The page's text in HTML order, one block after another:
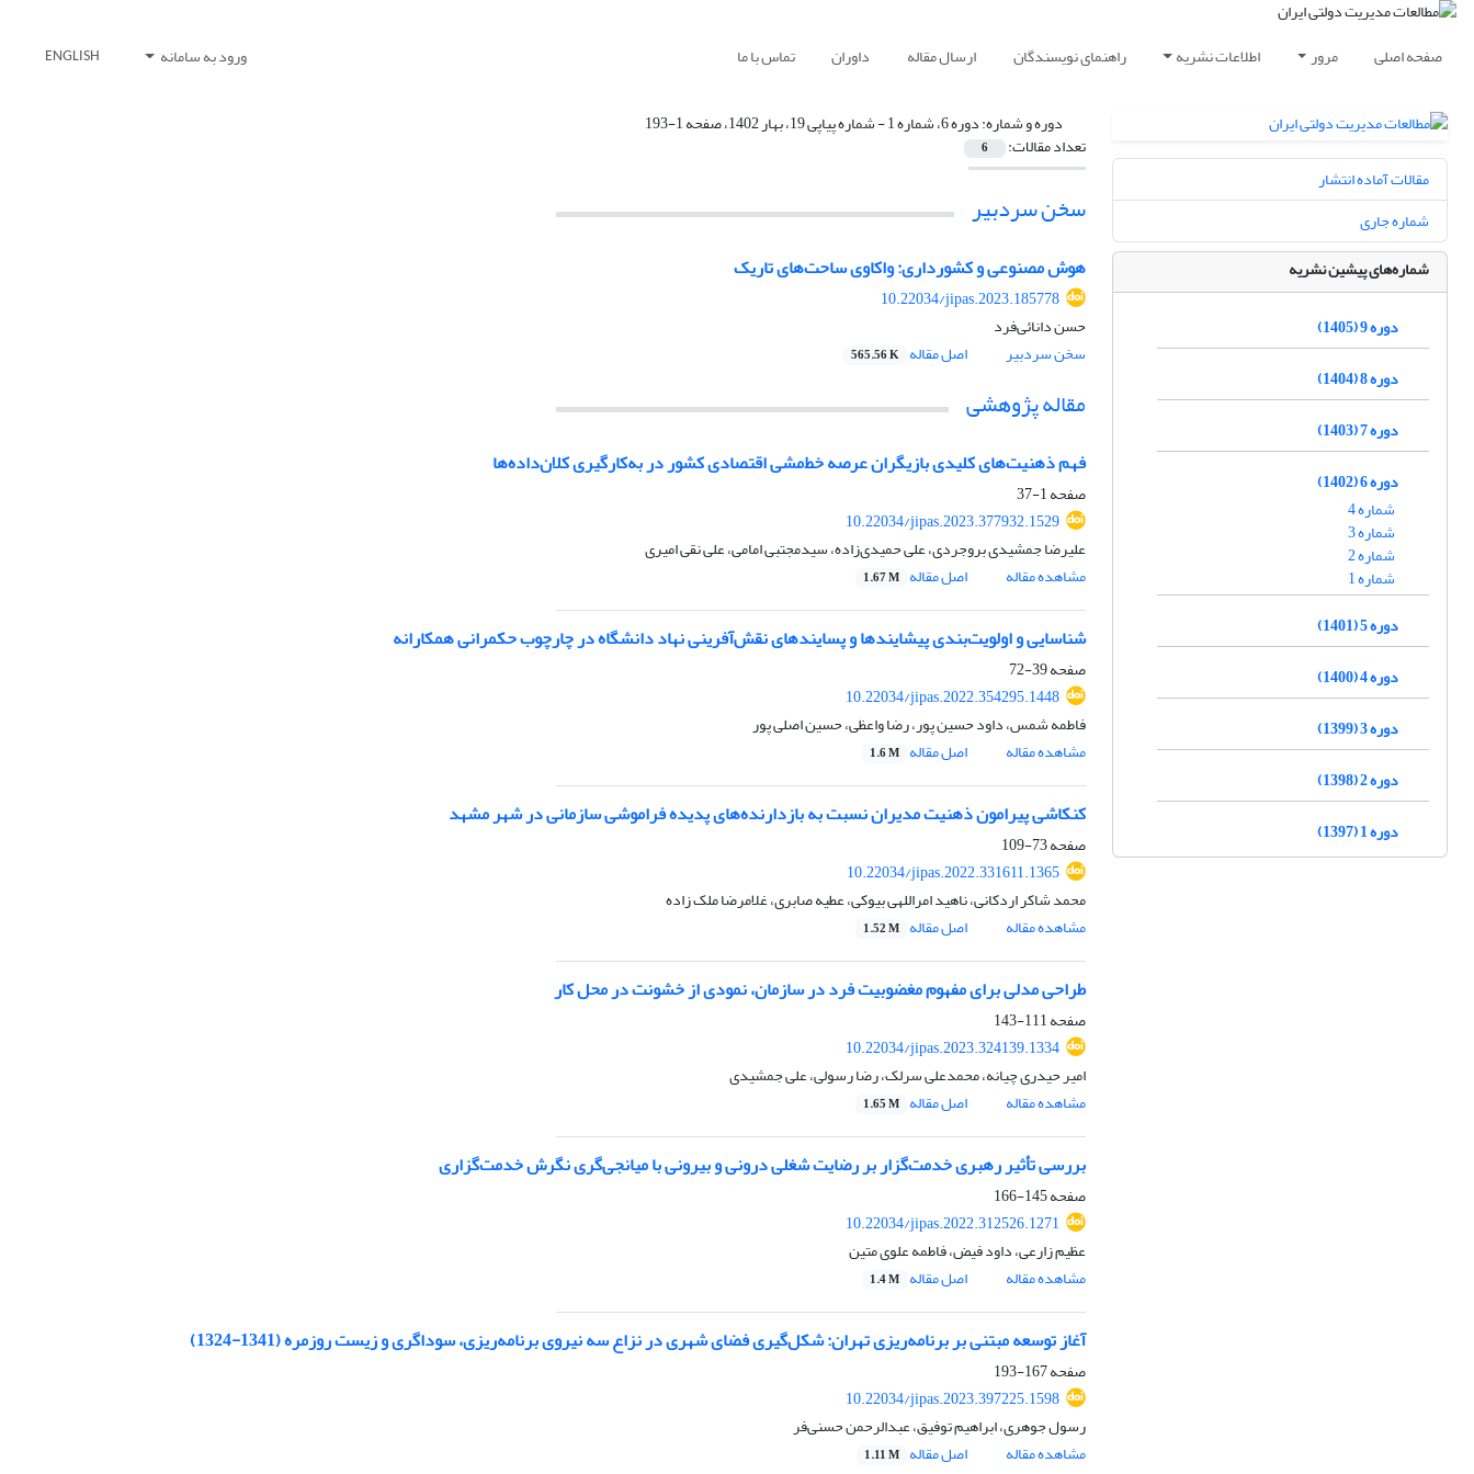
صفحه اصلی مرور اطلاعات نشریه راهنمای نویسندگان ارسال مقاله داوران تماس با ما ورود به سامانه ENGLISH
دوره و شماره:دوره 6، شماره 1 - شماره پیاپی 19، بهار 1402، صفحه 1-193
تعداد مقالات: 6
سخن سردبیر
هوش مصنوعی و کشورداری: واکاوی ساحت‌های تاریک
10.22034/jipas.2023.185778
حسن دانائی‌فرد
سخن سردبیر
اصل مقاله 565.56 K
مقاله پژوهشی
فهم ذهنیت‌های کلیدی بازیگران عرصه خط‌مشی اقتصادی کشور در به‌کارگیری کلان‌داده‌ها
صفحه1-37
10.22034/jipas.2023.377932.1529
علیرضا جمشیدی بروجردی، علی حمیدی‌زاده، سیدمجتبی امامی، علی نقی امیری
مشاهده مقاله
اصل مقاله 1.67 M
شناسایی و اولویت‌بندی پیشایندها و پسایندهای نقش‌آفرینی نهاد دانشگاه در چارچوب حکمرانی همکارانه
صفحه39-72
10.22034/jipas.2022.354295.1448
فاطمه شمس، داود حسین پور، رضا واعظی، حسین اصلی پور
مشاهده مقاله
اصل مقاله 1.6 M
کنکاشی پیرامون ذهنیت مدیران نسبت به بازدارنده‌های پدیده فراموشی سازمانی در شهر مشهد
صفحه73-109
10.22034/jipas.2022.331611.1365
محمد شاکر اردکانی، ناهید امراللهی بیوکی، عطیه صابری، غلامرضا ملک زاده
مشاهده مقاله
اصل مقاله 1.52 M
طراحی مدلی برای مفهوم مغضوبیت فرد در سازمان، نمودی از خشونت در محل کار
صفحه111-143
10.22034/jipas.2023.324139.1334
امیر حیدری چیانه، محمدعلی سرلک، رضا رسولی، علی جمشیدی
مشاهده مقاله
اصل مقاله 1.65 M
بررسی تأثیر رهبری خدمت‌گزار بر رضایت شغلی درونی و بیرونی با میانجی‌گری نگرش خدمت‌گزاری
صفحه145-166
10.22034/jipas.2022.312526.1271
عظیم زارعی، داود فیض، فاطمه علوی متین
مشاهده مقاله
اصل مقاله 1.4 M
آغاز توسعه‌ مبتنی بر برنامه‌ریزی‌ تهران: شکل‌گیری فضای شهری در نزاع سه نیروی برنامه‌ریزی، سوداگری و زیست روزمره (1341-1324)
صفحه167-193
10.22034/jipas.2023.397225.1598
رسول جوهری، ابراهیم توفیق، عبدالرحمن حسنی‌فر
مشاهده مقاله
اصل مقاله 1.11 M
مقالات آماده انتشار
شماره جاری
شماره‌های پیشین نشریه
دوره 9 (1405)
دوره 8 (1404)
دوره 7 (1403)
دوره 6 (1402)
شماره 4
شماره 3
شماره 2
شماره 1
دوره 5 (1401)
دوره 4 (1400)
دوره 3 (1399)
دوره 2 (1398)
دوره 1 (1397)